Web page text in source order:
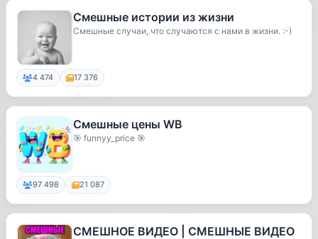
Смешные истории из жизни
Смешные случаи, что случаются с нами в жизни. :-)
4 474 17 376
Смешные цены WB
🎯 funnyy_price 🎯
97 498 21 087
СМЕШНОЕ ВИДЕО | СМЕШНЫЕ ВИДЕО